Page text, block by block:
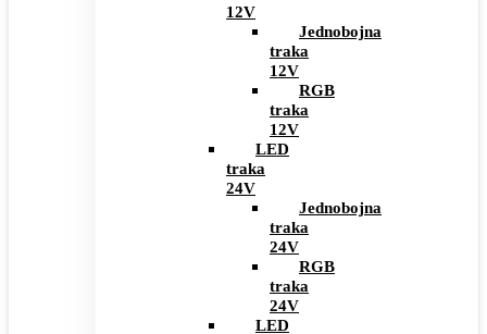
12V
Jednobojna
traka
12V
RGB
traka
12V
LED
traka
24V
Jednobojna
traka
24V
RGB
traka
24V
LED